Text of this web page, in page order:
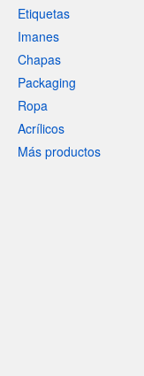
Etiquetas
Imanes
Chapas
Packaging
Ropa
Acrílicos
Más productos